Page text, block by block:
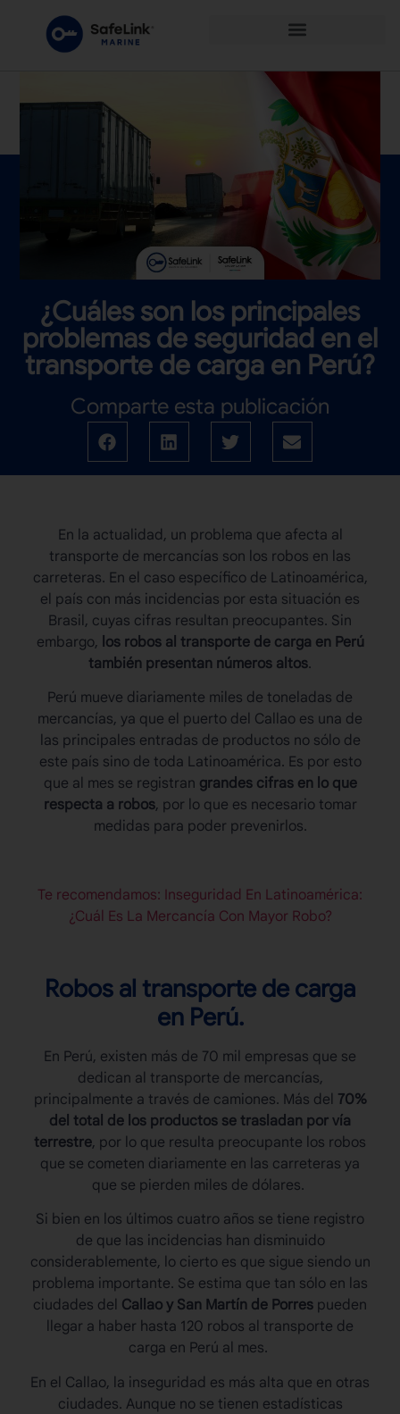
¿Cuáles son los principales
problemas de seguridad en el
transporte de carga en Perú?
Comparte esta publicación
En la actualidad, un problema que afecta al
transporte de mercancías son los robos en las
carreteras. En el caso específico de Latinoamérica,
el país con más incidencias por esta situación es
Brasil, cuyas cifras resultan preocupantes. Sin
embargo, los robos al transporte de carga en Perú
también presentan números altos.
Perú mueve diariamente miles de toneladas de
mercancías, ya que el puerto del Callao es una de
las principales entradas de productos no sólo de
este país sino de toda Latinoamérica. Es por esto
que al mes se registran grandes cifras en lo que
respecta a robos, por lo que es necesario tomar
medidas para poder prevenirlos.
Te recomendamos: Inseguridad En Latinoamérica:
¿Cuál Es La Mercancía Con Mayor Robo?
Robos al transporte de carga
en Perú.
En Perú, existen más de 70 mil empresas que se
dedican al transporte de mercancías,
principalmente a través de camiones. Más del 70%
del total de los productos se trasladan por vía
terrestre, por lo que resulta preocupante los robos
que se cometen diariamente en las carreteras ya
que se pierden miles de dólares.
Si bien en los últimos cuatro años se tiene registro
de que las incidencias han disminuido
considerablemente, lo cierto es que sigue siendo un
problema importante. Se estima que tan sólo en las
ciudades del Callao y San Martín de Porres pueden
llegar a haber hasta 120 robos al transporte de
carga en Perú al mes.
En el Callao, la inseguridad es más alta que en otras
ciudades. Aunque no se tienen estadísticas